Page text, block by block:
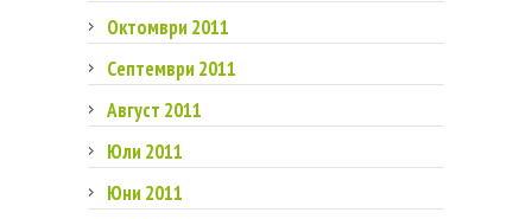
Октомври 2011
Септември 2011
Август 2011
Юли 2011
Юни 2011